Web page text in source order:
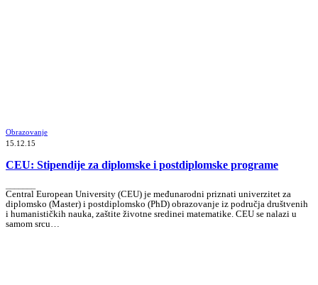
Obrazovanje
15.12.15
CEU: Stipendije za diplomske i postdiplomske programe
Central European University (CEU) je međunarodni priznati univerzitet za
diplomsko (Master) i postdiplomsko (PhD) obrazovanje iz područja društvenih
i humanističkih nauka, zaštite životne sredinei matematike. CEU se nalazi u
samom srcu…